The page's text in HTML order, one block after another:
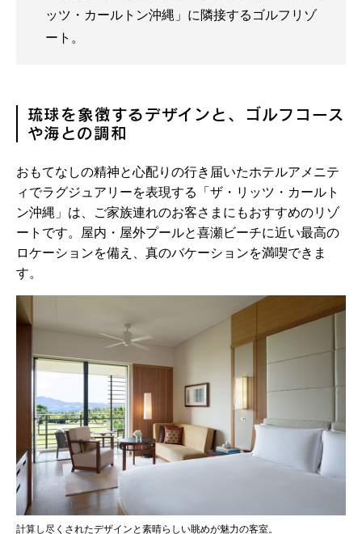
ッツ・カールトン沖縄」に隣接するゴルフリゾ
ート。
琉球を象徴するデザインと、ゴルフコース
や海との調和
おもてなしの精神と心配りの行き届いたホテルアメニテ
ィでラグジュアリーを表現する「ザ・リッツ・カールト
ン沖縄」は、ご家族連れのお客さまにもおすすめのリゾ
ートです。屋内・屋外プールと喜瀬ビーチに近い最高の
ロケーションを備え、真のバケーションを満喫できま
す。
計算し尽くされたデザインと素晴らしい眺めが魅力の客室。